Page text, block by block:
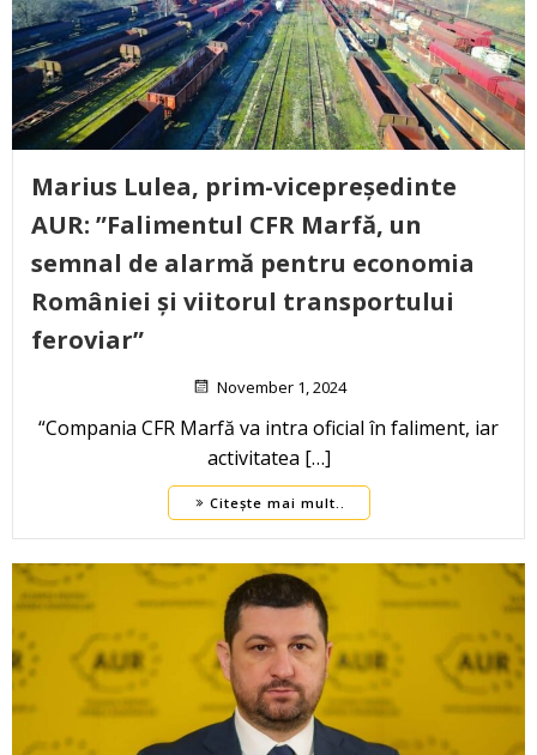
Marius Lulea, prim-vicepreședinte
AUR: ”Falimentul CFR Marfă, un
semnal de alarmă pentru economia
României și viitorul transportului
feroviar”
November 1, 2024
“Compania CFR Marfă va intra oficial în faliment, iar
activitatea […]
Citește mai mult..